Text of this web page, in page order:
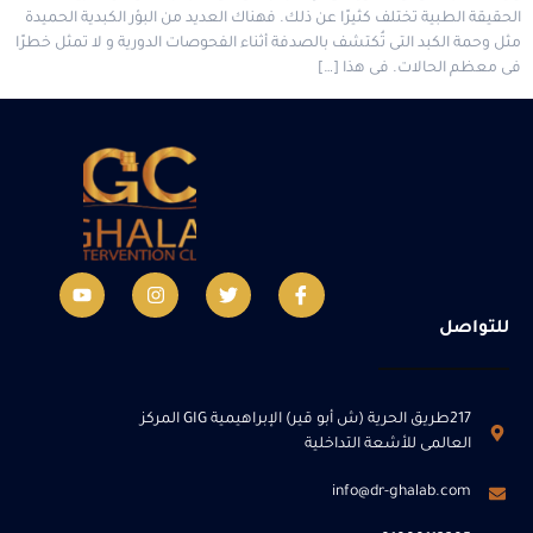
الحقيقة الطبية تختلف كثيرًا عن ذلك. فهناك العديد من البؤر الكبدية الحميدة
مثل وحمة الكبد التى تُكتشف بالصدفة أثناء الفحوصات الدورية و لا تمثل خطرًا
فى معظم الحالات. فى هذا […]
للتواصل
217طريق الحرية (ش أبو قير) الإبراهيمية GIG المركز
العالمى للأشعة التداخلية
info@dr-ghalab.com